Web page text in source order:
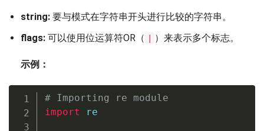
string: 要与模式在字符串开头进行比较的字符串。
flags: 可以使用位运算符OR（ ）来表示多个标志。
示例：
# Importing re module
import re